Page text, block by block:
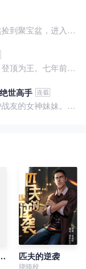
赵小飞高考后落魄回乡种田，偶然捡到聚宝盆，进入聚宝洞，从此开启了发家致富、拳打村霸、坐拥美女的桃运巅峰人生！
特种兵王，重回都市，搅天动地，登顶为王。七年前，他是社会底层的小混混，七年后，他是经历过战与火考验的特种兵王。
世高手
雇佣兵王陈扬回归都市，只为保护战友的女神妹妹。繁华都市里，陈扬如鱼得水，，逍遥自在。
子是皇帝 匹夫的逆袭
骁骑校